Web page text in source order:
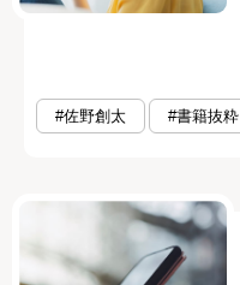
#佐野創太 #書籍抜粋